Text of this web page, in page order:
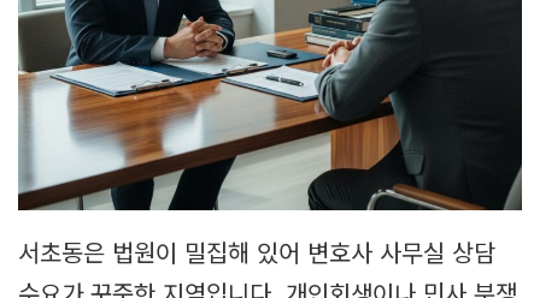
서초동은 법원이 밀집해 있어 변호사 사무실 상담